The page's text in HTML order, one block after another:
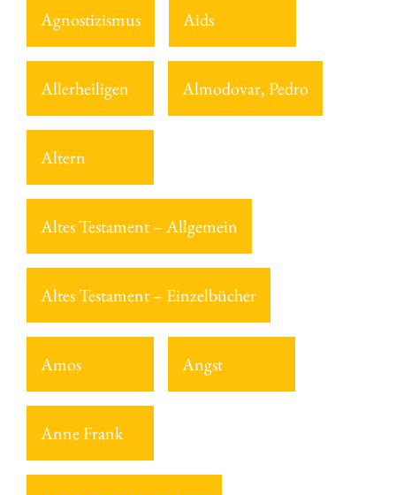
Agnostizismus Aids
Allerheiligen Almodovar, Pedro
Altern
Altes Testament – Allgemein
Altes Testament – Einzelbücher
Amos Angst
Anne Frank